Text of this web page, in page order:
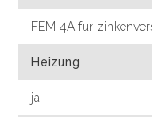
FEM 4A fur
Heizung
ja